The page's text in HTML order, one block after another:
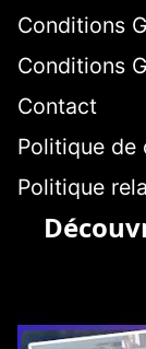
Conditions
Conditions
Contact
Politique de
Politique